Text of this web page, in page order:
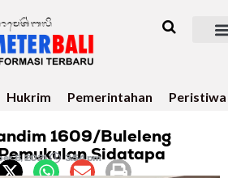
Hukrim Pemerintahan Peristiwa
1609/Buleleng
Sidatapa
8, 2021 3:54 pm